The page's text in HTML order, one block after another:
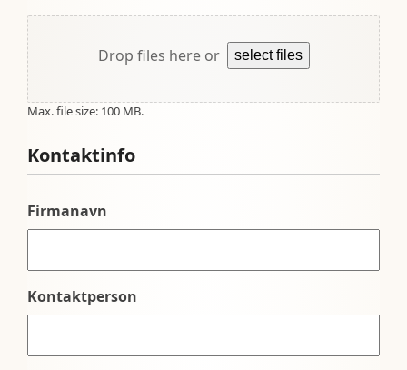
Drop files here or select files
Max. file size: 100 MB.
Kontaktinfo
Firmanavn
Kontaktperson